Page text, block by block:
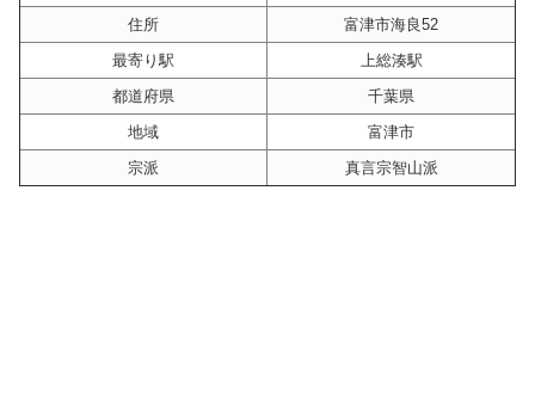
住所
富津市海良52
最寄り駅
上総湊駅
都道府県
千葉県
地域
富津市
宗派
真言宗智山派